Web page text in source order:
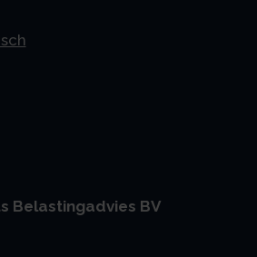
Belastingadvies BV